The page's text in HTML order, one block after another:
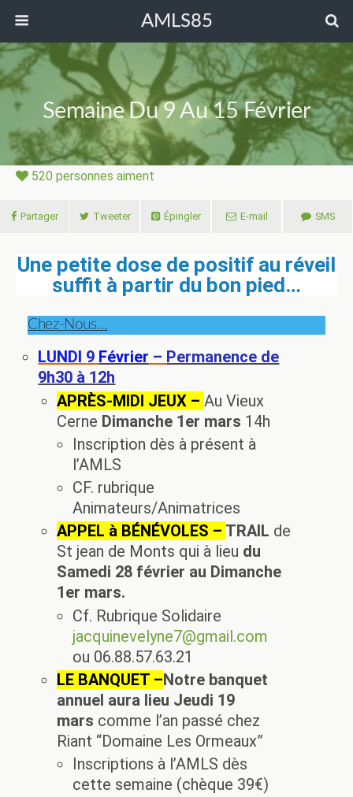
AMLS85
Semaine Du 9 Au 15 Février
520 personnes aiment
Partager Tweeter Épingler E-mail SMS
Une petite dose de positif au réveil
suffit à partir du bon pied…
Chez-Nous…
LUNDI 9 Février – Permanence de
9h30 à 12h
APRÈS-MIDI JEUX –Au Vieux
Cerne Dimanche 1er mars 14h
Inscription dès à présent à
l’AMLS
CF. rubrique
Animateurs/Animatrices
APPEL à BÉNÉVOLES – TRAIL de
St jean de Monts qui à lieu du
Samedi 28 février au Dimanche
1er mars.
Cf. Rubrique Solidaire
jacquinevelyne7@gmail.com
ou ‭06.88.57.63.21‬
LE BANQUET –Notre banquet
annuel aura lieu Jeudi 19
mars comme l’an passé chez
Riant “Domaine Les Ormeaux”
Inscriptions à l’AMLS dès
cette semaine (chèque 39€)